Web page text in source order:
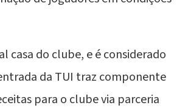
casa do clube, e é considerado
da TUI traz componente
para o clube via parceria